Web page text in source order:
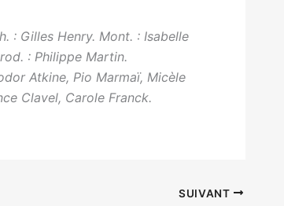
: Gilles Henry. Mont. : Isabelle
: Philippe Martin.
Atkine, Pio Marmaï, Micèle
Clavel, Carole Franck.
SUIVANT